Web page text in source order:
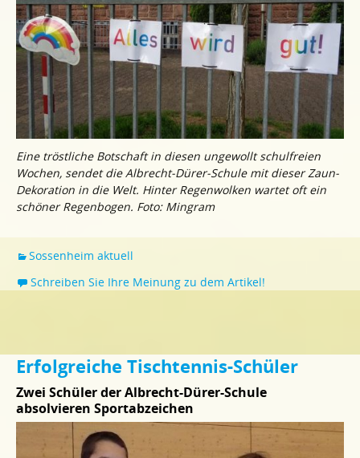
Eine tröstliche Botschaft in diesen ungewollt schulfreien
Wochen, sendet die Albrecht-Dürer-Schule mit dieser Zaun-
Dekoration in die Welt. Hinter Regenwolken wartet oft ein
schöner Regenbogen. Foto: Mingram
Sossenheim aktuell
Schreiben Sie Ihre Meinung zu dem Artikel!
Erfolgreiche Tischtennis-Schüler
Zwei Schüler der Albrecht-Dürer-Schule
absolvieren Sportabzeichen